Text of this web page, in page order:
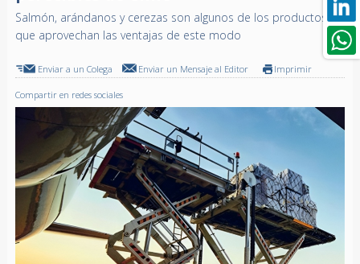
Salmón, arándanos y cerezas son algunos de los productos
que aprovechan las ventajas de este modo
Enviar a un Colega Enviar un Mensaje al Editor Imprimir
Compartir en redes sociales